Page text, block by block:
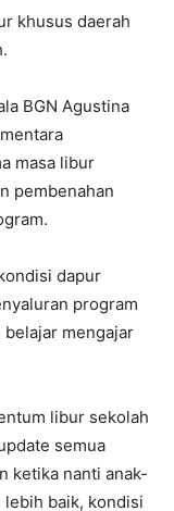
khusus daerah
BGN Agustina
masa libur
pembenahan
dapur
program
mengajar
libur sekolah
semua
ketika nanti anak-
lebih baik, kondisi